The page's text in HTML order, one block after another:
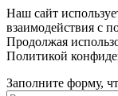
Наш сайт
взаимодействия с
Продолжая
Политикой
Заполните форму,